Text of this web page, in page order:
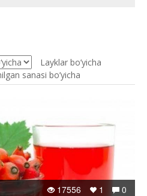
Layklar bo’yicha
sanasi bo’yicha
0
1
17556